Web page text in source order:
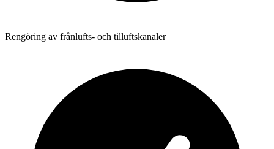
Rengöring av frånlufts- och tilluftskanaler